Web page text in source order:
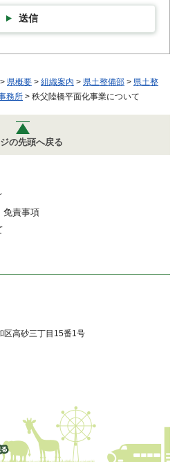
送信
> 県概要 > 組織案内 > 県土整備部 > 県土整
務所 > 秩父陸橋平面化事業について
の先頭へ戻る
免責事項
区高砂三丁目15番1号